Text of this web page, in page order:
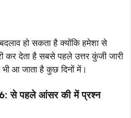
हो सकता है क्योंकि हमेशा से
कर देता है सबसे पहले उत्तर कुंजी जारी
आ जाता है कुछ दिनों में।
से पहले आंसर की में प्रश्न